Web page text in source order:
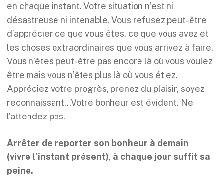
en chaque instant. Votre situation n’est ni
désastreuse ni intenable. Vous refusez peut-être
d’apprécier ce que vous êtes, ce que vous avez et
les choses extraordinaires que vous arrivez à faire.
Vous n’êtes peut-être pas encore là où vous voulez
être mais vous n’êtes plus là où vous étiez.
Appréciez votre progrès, prenez du plaisir, soyez
reconnaissant…Votre bonheur est évident. Ne
l’attendez pas.
Arrêter de reporter son bonheur à demain
(vivre l’instant présent), à chaque jour suffit sa
peine.